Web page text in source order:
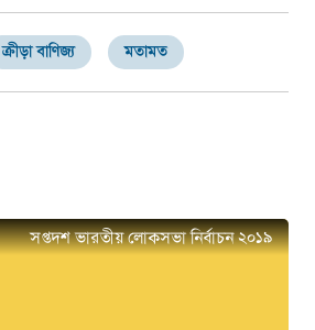
ক্রীড়া বাণিজ্য মতামত
সপ্তদশ ভারতীয় লোকসভা নির্বাচন ২০১৯